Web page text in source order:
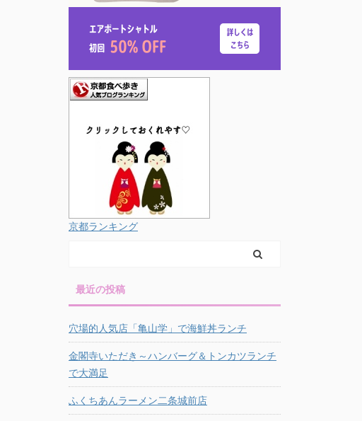
京都ランキング
最近の投稿
穴場的人気店「亀山学」で海鮮丼ランチ
金閣寺いただき～ハンバーグ＆トンカツランチ
で大満足
ふくちあんラーメン二条城前店